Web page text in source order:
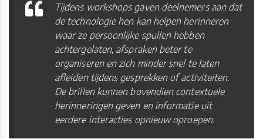
Tijdens workshops gaven deelnemers aan dat
de technologie hen kan helpen herinneren
waar ze persoonlijke spullen hebben
achtergelaten, afspraken beter te
organiseren en zich minder snel te laten
afleiden tijdens gesprekken of activiteiten.
De brillen kunnen bovendien contextuele
herinneringen geven en informatie uit
eerdere interacties opnieuw oproepen.